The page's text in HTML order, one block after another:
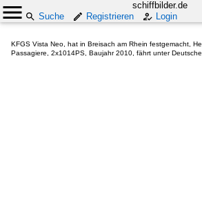
schiffbilder.de
Suche
Registrieren Login
KFGS Vista Neo, hat in Breisach am Rhein festgemacht,
Passagiere, 2x1014PS, Baujahr 2010, fährt unter